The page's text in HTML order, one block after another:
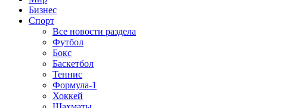
Бизнес
Спорт
Все новости раздела
Футбол
Бокс
Баскетбол
Теннис
Формула-1
Хоккей